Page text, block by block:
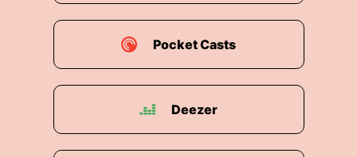
Pocket Casts
Deezer